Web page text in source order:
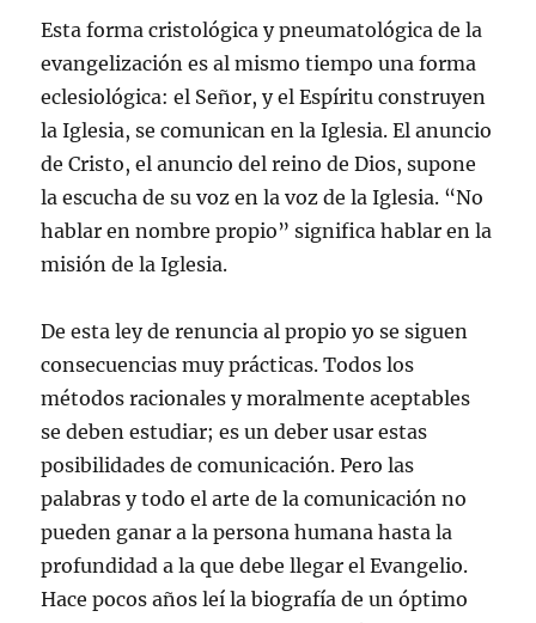
Esta forma cristológica y pneumatológica de la
evangelización es al mismo tiempo una forma
eclesiológica: el Señor, y el Espíritu construyen
la Iglesia, se comunican en la Iglesia. El anuncio
de Cristo, el anuncio del reino de Dios, supone
la escucha de su voz en la voz de la Iglesia. “No
hablar en nombre propio” significa hablar en la
misión de la Iglesia.
De esta ley de renuncia al propio yo se siguen
consecuencias muy prácticas. Todos los
métodos racionales y moralmente aceptables
se deben estudiar; es un deber usar estas
posibilidades de comunicación. Pero las
palabras y todo el arte de la comunicación no
pueden ganar a la persona humana hasta la
profundidad a la que debe llegar el Evangelio.
Hace pocos años leí la biografía de un óptimo